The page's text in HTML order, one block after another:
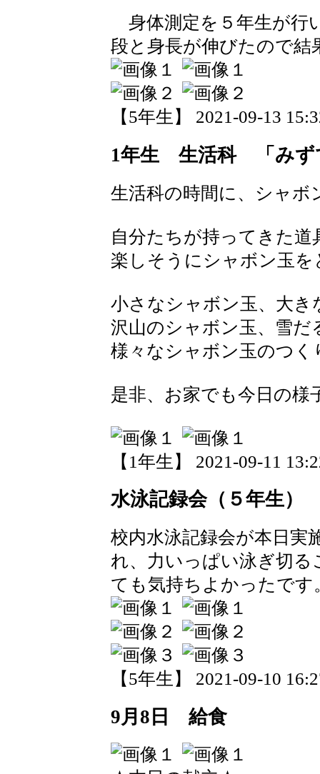
身体測定を５年生が行
段と身長が伸びたので結
【5年生】 2021-09-13
1年生 生活科 「みず
生活科の時間に、シャボ
自分たちが持ってきた道
楽しそうにシャボン玉
小さなシャボン玉、大き
沢山のシャボン玉、雪
様々なシャボン玉のつ
是非、お家でも今日の
【1年生】 2021-09-11
水泳記録会（５年生）
校内水泳記録会が本日実
れ、力いっぱい泳ぎ切
ても気持ちよかったです
【5年生】 2021-09-10
9月8日 給食